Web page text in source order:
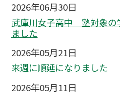
2026年06月30日
武庫川女子高中 塾対象の
ました
2026年05月21日
来週に順延になりました
2026年05月11日